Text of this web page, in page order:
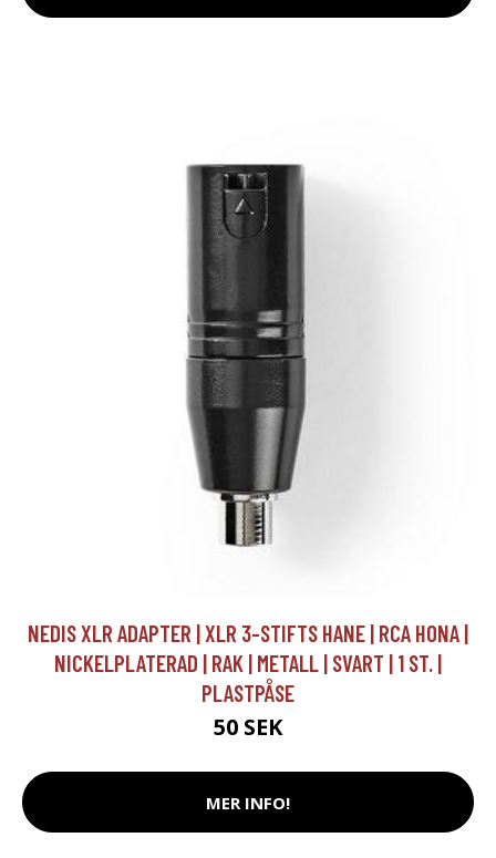
NEDIS XLR ADAPTER | XLR 3-STIFTS HANE | RCA HONA |
NICKELPLATERAD | RAK | METALL | SVART | 1 ST. |
PLASTPÅSE
50 SEK
MER INFO!